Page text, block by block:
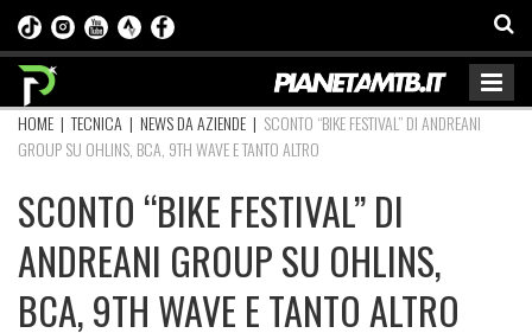
HOME |TECNICA | NEWS DA AZIENDE | SCONTO “BIKE FESTIVAL” DI ANDREANI
GROUP SU OHLINS, BCA, 9TH WAVE E TANTO ALTRO
SCONTO “BIKE FESTIVAL” DI
ANDREANI GROUP SU OHLINS,
BCA, 9TH WAVE E TANTO ALTRO